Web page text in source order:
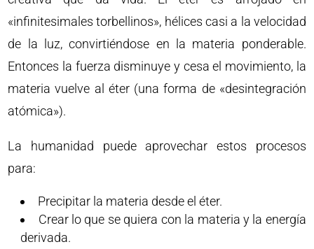
«infinitesimales torbellinos», hélices casi a la velocidad
de la luz, convirtiéndose en la materia ponderable.
Entonces la fuerza disminuye y cesa el movimiento, la
materia vuelve al éter (una forma de «desintegración
atómica»).
La humanidad puede aprovechar estos procesos
para:
Precipitar la materia desde el éter.
Crear lo que se quiera con la materia y la energía
derivada.